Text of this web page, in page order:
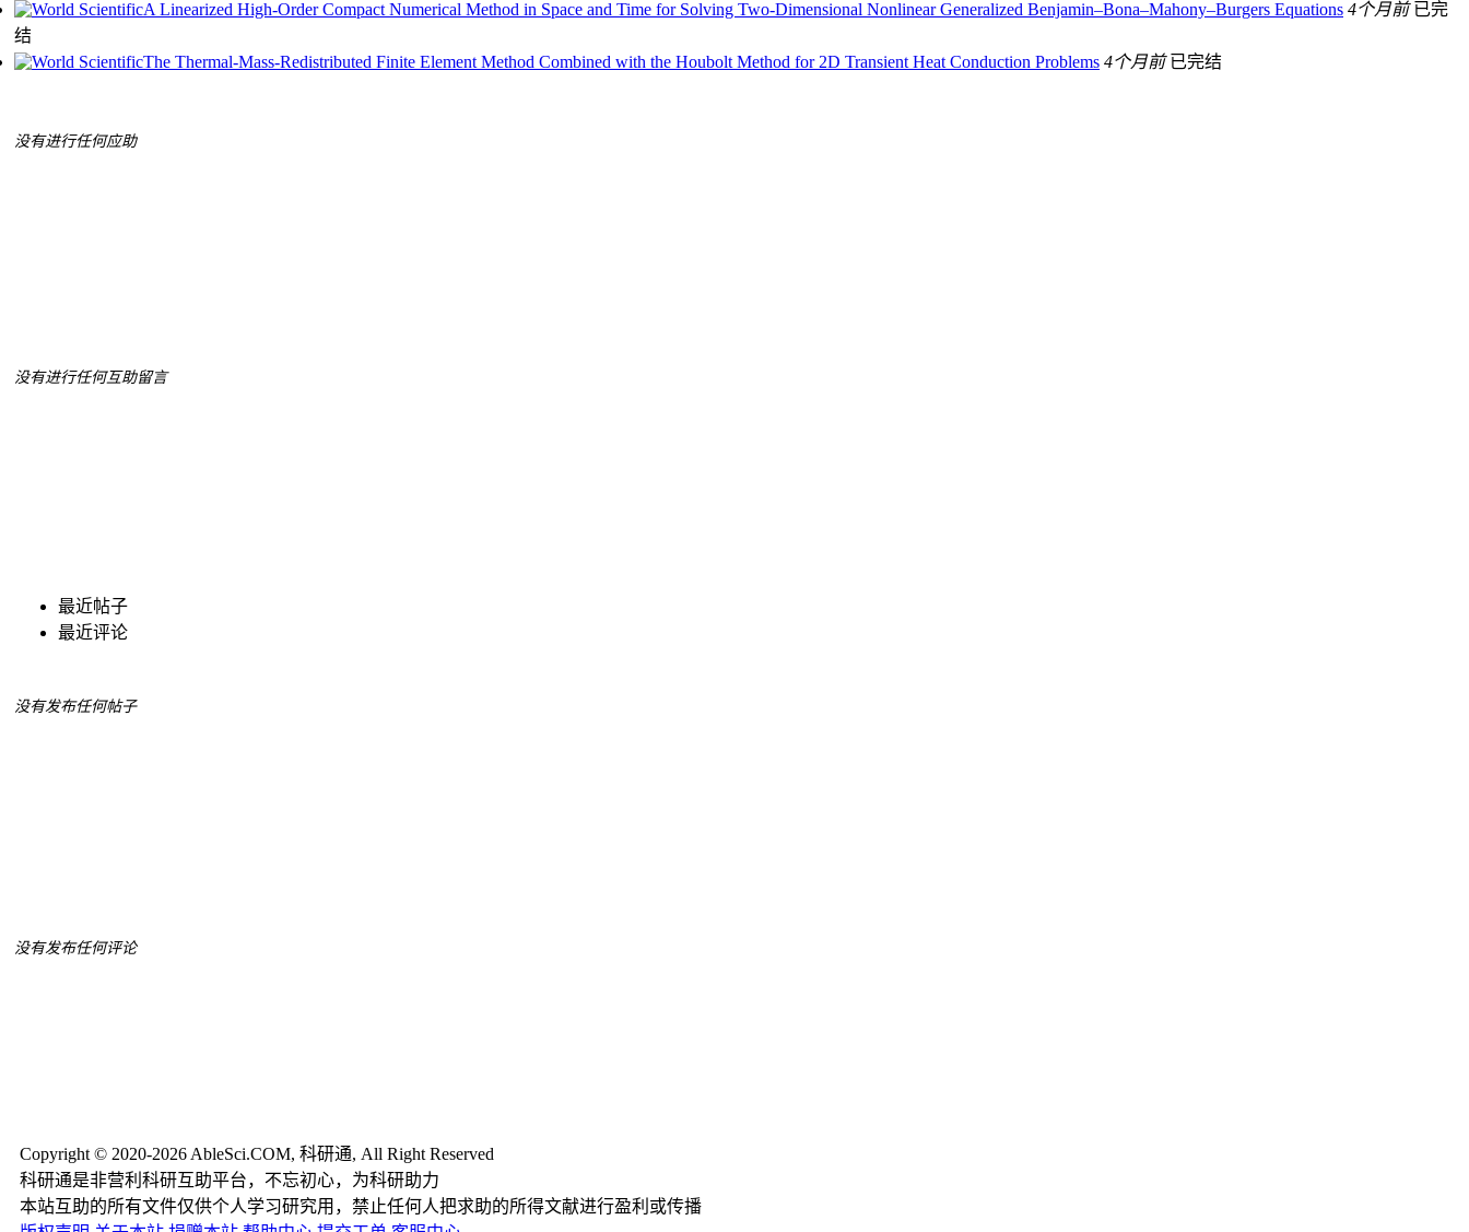
A Linearized High-Order Compact Numerical Method in Space and Time for Solving Two-Dimensional Nonlinear Generalized Benjamin–Bona–Mahony–Burgers Equations 4个月前 已完
结
The Thermal-Mass-Redistributed Finite Element Method Combined with the Houbolt Method for 2D Transient Heat Conduction Problems 4个月前 已完结
没有进行任何应助
没有进行任何互助留言
最近帖子
最近评论
没有发布任何帖子
没有发布任何评论
Copyright © 2020-2026 AbleSci.COM, 科研通, All Right Reserved
科研通是非营利科研互助平台，不忘初心，为科研助力
本站互助的所有文件仅供个人学习研究用，禁止任何人把求助的所得文献进行盈利或传播